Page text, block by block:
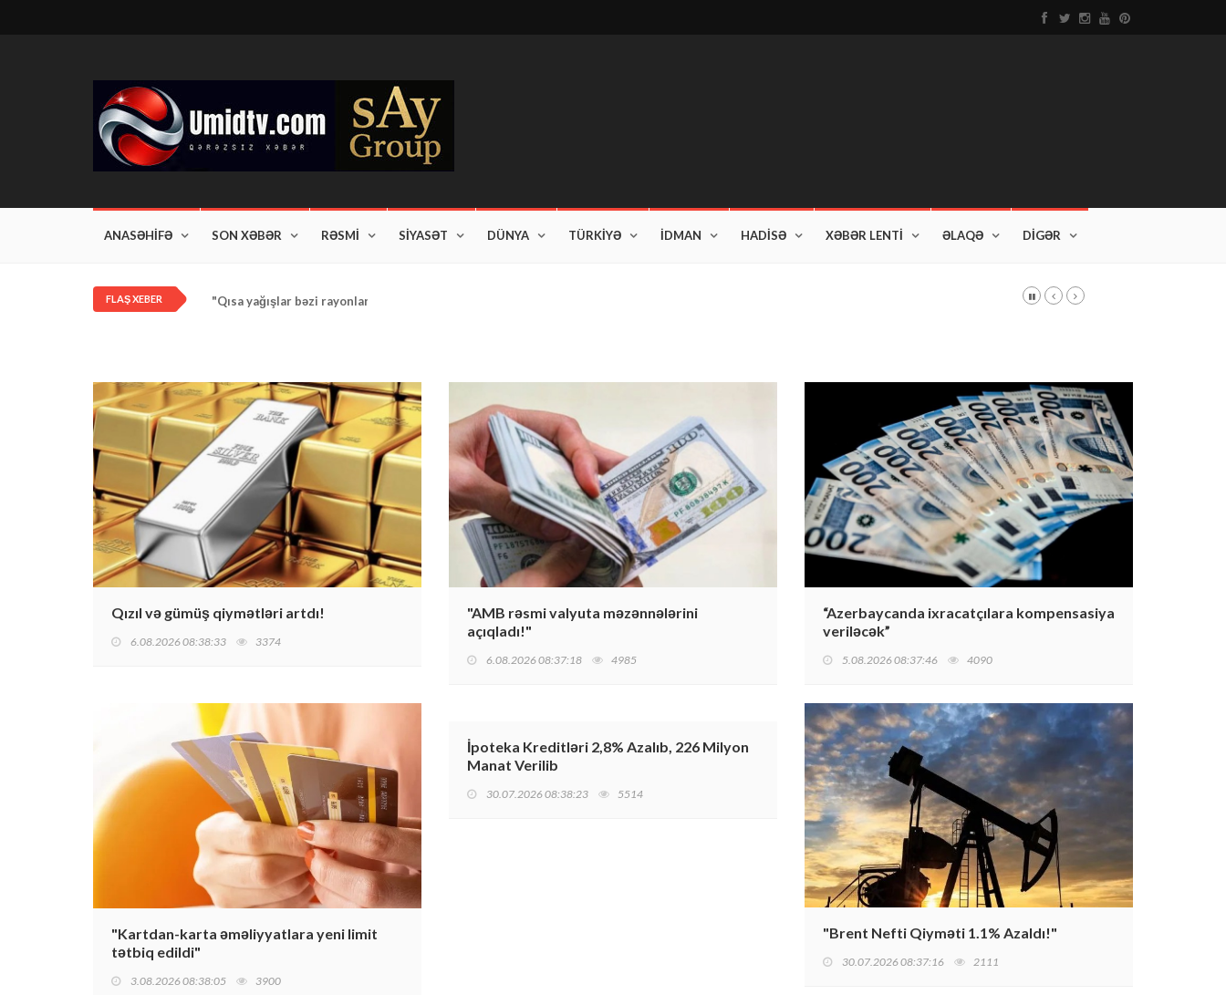
ANASƏHİFƏ SON XƏBƏR RƏSMİ SİYASƏT DÜNYA TÜRKİYƏ İDMAN HADİSƏ XƏBƏR LENTİ ƏLAQƏ DİGƏR
FLAŞ XEBER "Qısa yağışlar bəzi rayonlarda davam edir"
Qızıl və gümüş qiymətləri artdı!
6.08.2026 08:38:33 3374
"AMB rəsmi valyuta məzənnələrini
açıqladı!"
6.08.2026 08:37:18 4985
“Azerbaycanda ixracatçılara kompensasiya
veriləcək”
5.08.2026 08:37:46 4090
"Kartdan-karta əməliyyatlara yeni limit
tətbiq edildi"
3.08.2026 08:38:05 3900
İpoteka Kreditləri 2,8% Azalıb, 226 Milyon
Manat Verilib
30.07.2026 08:38:23 5514
"Brent Nefti Qiyməti 1.1% Azaldı!"
30.07.2026 08:37:16 2111